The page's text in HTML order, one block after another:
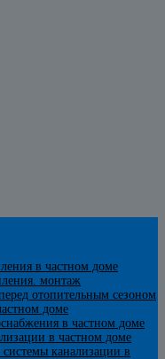
в частном доме
монтаж
отопительным сезоном
доме
в частном доме
в частном доме
канализации в